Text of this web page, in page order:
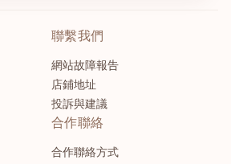
聯繫我們
網站故障報告
店鋪地址
投訴與建議
合作聯絡
合作聯絡方式